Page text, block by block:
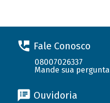
Fale Conosco
08007026337
Mande sua pergunta
Ouvidoria